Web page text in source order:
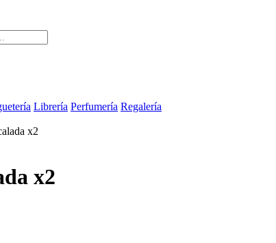
Librería Perfumería Regalería
x2
x2